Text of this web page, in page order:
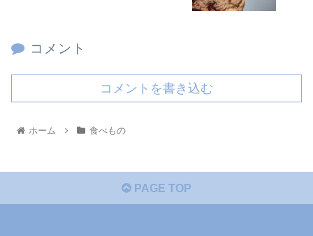
コメント
コメントを書き込む
ホーム 食べもの
PAGE TOP